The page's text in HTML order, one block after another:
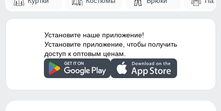
Установите наше приложение!
Установите приложение, чтобы получить
доступ к оптовым ценам.